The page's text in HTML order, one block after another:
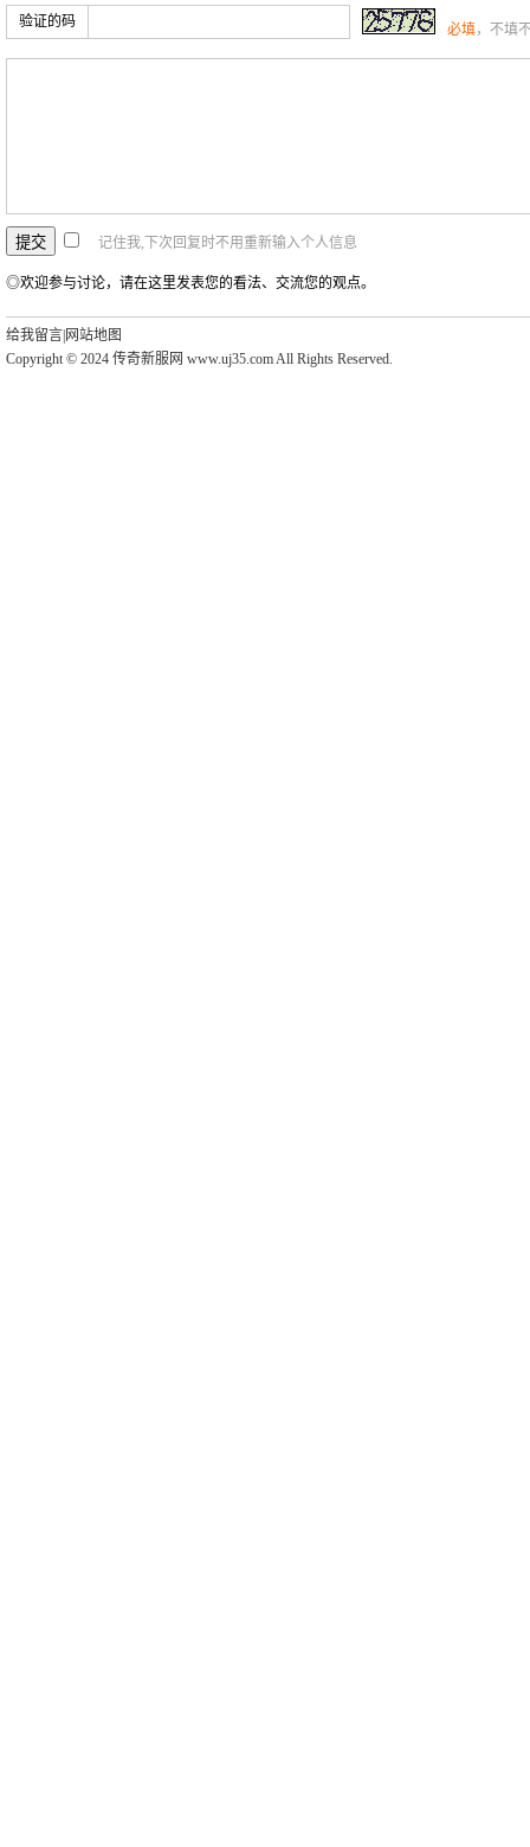
验证的码 必填，不填
记住我,下次回复时不用重新输入个人信息
◎欢迎参与讨论，请在这里发表您的看法、交流您的观点。
给我留言 网站地图
Copyright © 2024 传奇新服网 www.uj35.com All Rights Reserved.